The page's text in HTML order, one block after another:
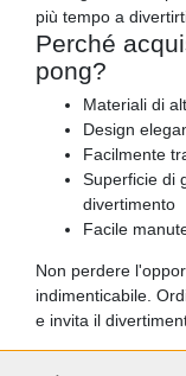
più tempo a
Perché
pong?
Materiali di
Design
Facilmente
Superficie di
divertimento
Facile
Non perdere
indimenticabile.
e invita il